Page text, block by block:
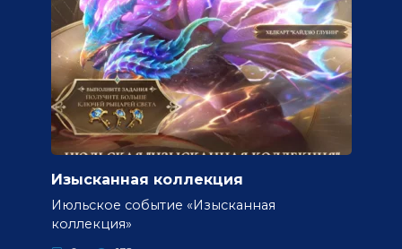
Изысканная коллекция
Июльское событие «Изысканная
коллекция»